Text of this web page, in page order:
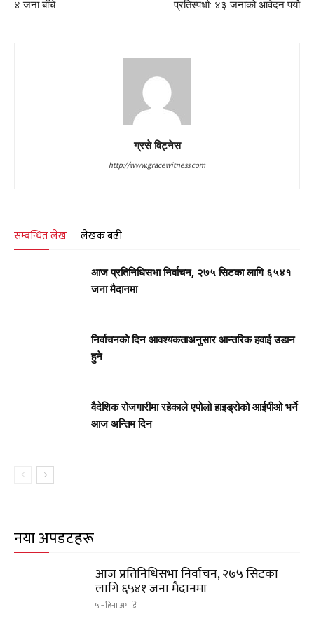
४ जना बाँचे प्रतिस्पर्धा: ४३ जनाको आवेदन पर्यो
ग्रसे विट्नेस
http://www.gracewitness.com
सम्बन्धित लेख लेखक बढी
आज प्रतिनिधिसभा निर्वाचन, २७५ सिटका लागि ६५४१
जना मैदानमा
निर्वाचनको दिन आवश्यकताअनुसार आन्तरिक हवाई उडान
हुने
वैदेशिक रोजगारीमा रहेकाले एपोलो हाइड्रोको आईपीओ भर्ने
आज अन्तिम दिन
नयाँ अपडेटहरू
आज प्रतिनिधिसभा निर्वाचन, २७५ सिटका
लागि ६५४१ जना मैदानमा
५ महिना अगाडि